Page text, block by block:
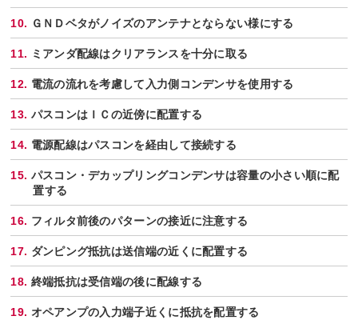
ＧＮＤベタがノイズのアンテナとならない様にする
ミアンダ配線はクリアランスを十分に取る
電流の流れを考慮して入力側コンデンサを使用する
パスコンはＩＣの近傍に配置する
電源配線はパスコンを経由して接続する
パスコン・デカップリングコンデンサは容量の小さい順に配
置する
フィルタ前後のパターンの接近に注意する
ダンピング抵抗は送信端の近くに配置する
終端抵抗は受信端の後に配線する
オペアンプの入力端子近くに抵抗を配置する